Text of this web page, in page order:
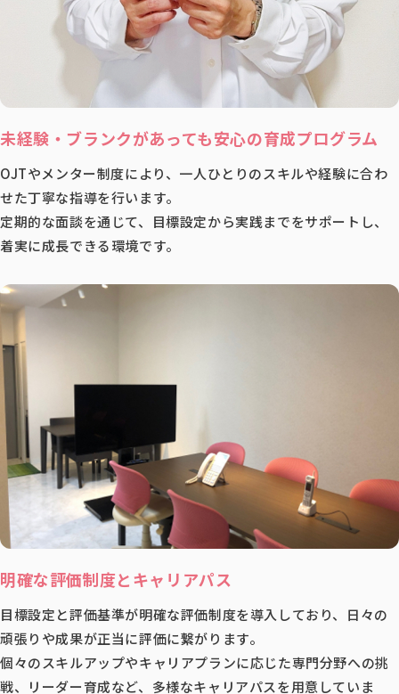
未経験・ブランクがあっても安心の育成プログラム
OJTやメンター制度により、一人ひとりのスキルや経験に合わ
せた丁寧な指導を行います。
定期的な面談を通じて、目標設定から実践までをサポートし、
着実に成長できる環境です。
明確な評価制度とキャリアパス
目標設定と評価基準が明確な評価制度を導入しており、日々の
頑張りや成果が正当に評価に繋がります。
個々のスキルアップやキャリアプランに応じた専門分野への挑
戦、リーダー育成など、多様なキャリアパスを用意していま